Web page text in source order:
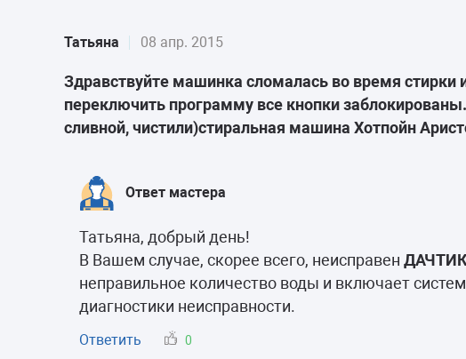
Кондиционеры
Варочные панели
Сушильные машины
Татьяна 08 апр. 2015
Здравствуйте машинка сломалась во время стирки
переключить программу все кнопки
сливной, чистили)стиральная машина Хотпойн
Ответ мастера
Татьяна, добрый день!
В Вашем случае, скорее всего, неисправен
неправильное количество воды и включает
диагностики неисправности.
Ответить 0